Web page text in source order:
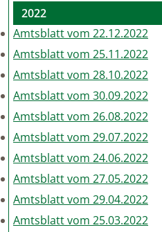
2022
Amtsblatt vom 22.12.2022
Amtsblatt vom 25.11.2022
Amtsblatt vom 28.10.2022
Amtsblatt vom 30.09.2022
Amtsblatt vom 26.08.2022
Amtsblatt vom 29.07.2022
Amtsblatt vom 24.06.2022
Amtsblatt vom 27.05.2022
Amtsblatt vom 29.04.2022
Amtsblatt vom 25.03.2022